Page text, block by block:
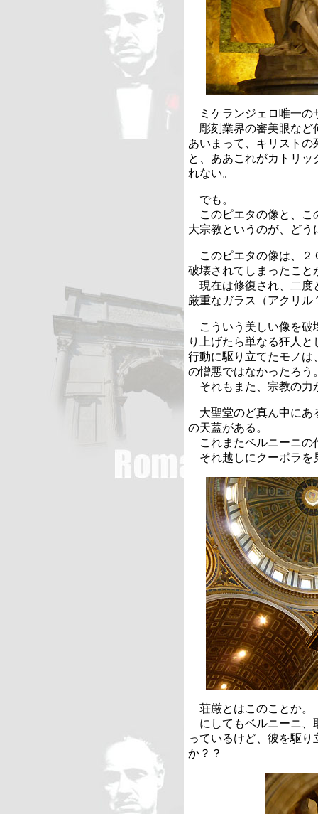
ミケランジェロ唯一の
彫刻業界の審美眼など
あいまって、キリスト
と、ああこれがカトリ
れない。
でも。
このピエタの像と、こ
大宗教というのが、ど
このピエタの像は、２
破壊されてしまったこと
現在は修復され、二度
厳重なガラス（アクリ
こういう美しい像を破
り上げたら単なる狂人
行動に駆り立てたモノは
の憎悪ではなかったろう
それもまた、宗教の力
大聖堂のど真ん中にあ
の天蓋がある。
これまたベルニーニの
それ越しにクーポラを
荘厳とはこのことか。
にしてもベルニーニ、
っているけど、彼を駆
か？？